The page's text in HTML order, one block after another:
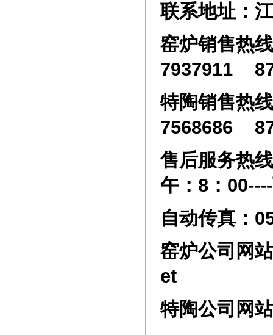
联系地址：
窑炉销售热
7937911
特陶销售热
7568686
售后服务热
午： 8：
自动传真：
窑炉公司网
et
特陶公司网